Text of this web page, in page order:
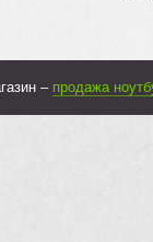
– продажа